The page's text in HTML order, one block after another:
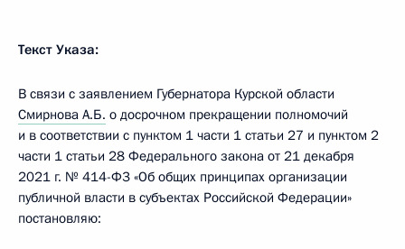
Текст Указа:
В связи с заявлением Губернатора Курской области
Смирнова А.Б. о досрочном прекращении полномочий
и в соответствии с пунктом 1 части 1 статьи 27 и пунктом 2
части 1 статьи 28 Федерального закона от 21 декабря
2021 г. № 414-Ф3 «Об общих принципах организации
публичной власти в субъектах Российской Федерации»
постановляю: